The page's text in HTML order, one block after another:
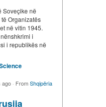
Soveçike në
Organizatës
në vitin 1945.
i
i republikës në
ago · FromShqipëria